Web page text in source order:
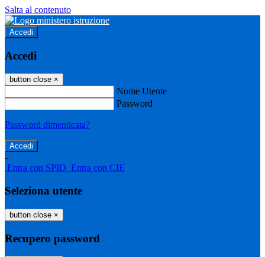
Salta al contenuto
Accedi
Accedi
button close ×
Nome Utente
Password
Password dimenticata?
-
Entra con SPID Entra con CIE
Seleziona utente
button close ×
Recupero password